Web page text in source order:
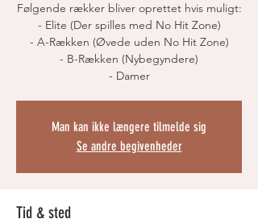
Følgende rækker bliver oprettet hvis muligt:
- Elite (Der spilles med No Hit Zone)
- A-Rækken (Øvede uden No Hit Zone)
- B-Rækken (Nybegyndere)
- Damer
Man kan ikke længere tilmelde sig
Se andre begivenheder
Tid & sted